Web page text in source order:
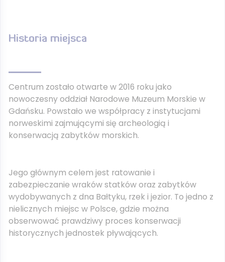
Historia miejsca
Centrum zostało otwarte w 2016 roku jako
nowoczesny oddział Narodowe Muzeum Morskie w
Gdańsku. Powstało we współpracy z instytucjami
norweskimi zajmującymi się archeologią i
konserwacją zabytków morskich.
Jego głównym celem jest ratowanie i
zabezpieczanie wraków statków oraz zabytków
wydobywanych z dna Bałtyku, rzek i jezior. To jedno z
nielicznych miejsc w Polsce, gdzie można
obserwować prawdziwy proces konserwacji
historycznych jednostek pływających.